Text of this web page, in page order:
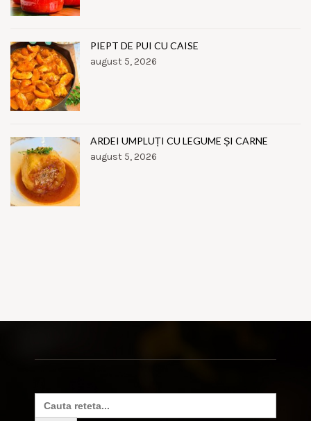
PIEPT DE PUI CU CAISE
august 5, 2026
ARDEI UMPLUȚI CU LEGUME ȘI CARNE
august 5, 2026
Search
for: